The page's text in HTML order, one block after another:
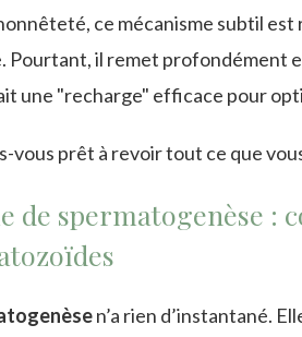
ce mécanisme subtil
Pourtant, il remet profondément
une "recharge" efficace pour
vous prêt à revoir tout ce que
de spermatogenèse :
n’a rien d’instantané.